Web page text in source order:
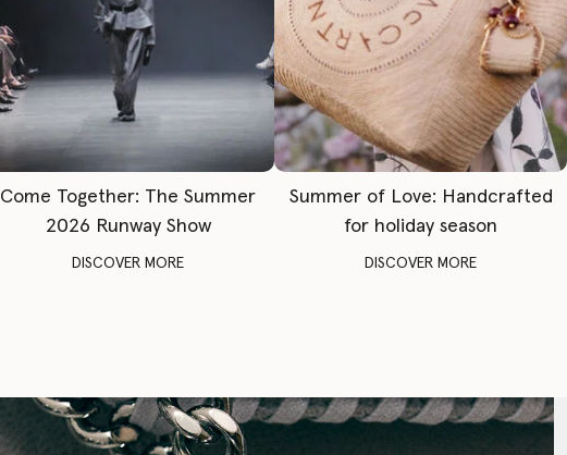
Come Together: The Summer
2026 Runway Show
DISCOVER MORE
Summer of Love: Handcrafted
for holiday season
DISCOVER MORE